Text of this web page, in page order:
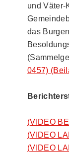
und Väter-
das
0457)
(VIDEO
(VIDEO
(VIDEO